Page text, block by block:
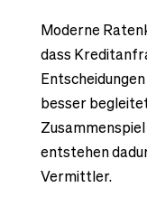
Moderne
dass
besser
entstehen
Vermittler.